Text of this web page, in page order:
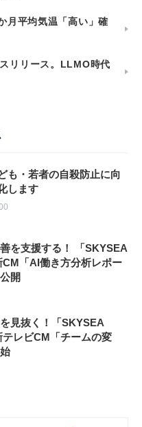
月平均気温「高い」確
リリース。LLMO時代
も・若者の自殺防止に向
します
を支援する！ 「SKYSEA
「AI働き方分析レポー
開
見抜く！「SKYSEA
レビCM「チームの変